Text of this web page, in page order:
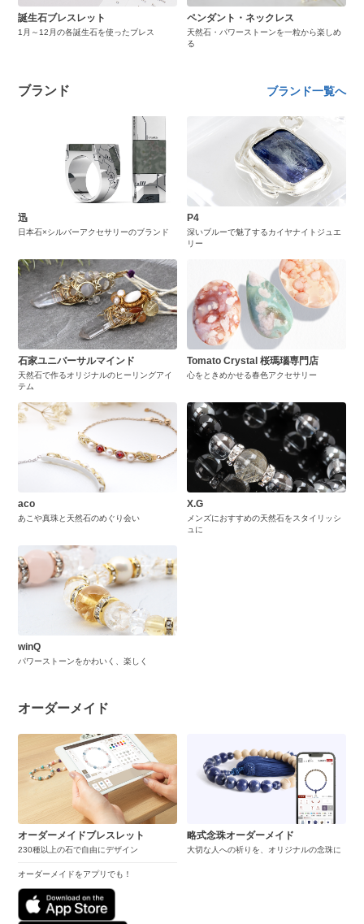
誕生石ブレスレット
1月～12月の各誕生石を使ったブレス
ペンダント・ネックレス
天然石・パワーストーンを一粒から楽しめ
る
ブランド ブランド一覧へ
迅
日本石×シルバーアクセサリーのブランド
P4
深いブルーで魅了するカイヤナイトジュエ
リー
石家ユニバーサルマインド
天然石で作るオリジナルのヒーリングアイ
テム
Tomato Crystal 桜瑪瑙専門店
心をときめかせる春色アクセサリー
aco
あこや真珠と天然石のめぐり会い
X.G
メンズにおすすめの天然石をスタイリッシ
ュに
winQ
パワーストーンをかわいく、楽しく
オーダーメイド
オーダーメイドブレスレット
230種以上の石で自由にデザイン
オーダーメイドをアプリでも！
略式念珠オーダーメイド
大切な人への祈りを、オリジナルの念珠に